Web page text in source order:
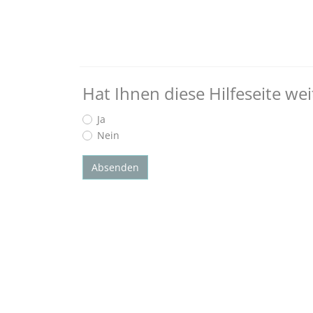
Hat Ihnen diese Hilfeseite
Ja
Nein
Absenden